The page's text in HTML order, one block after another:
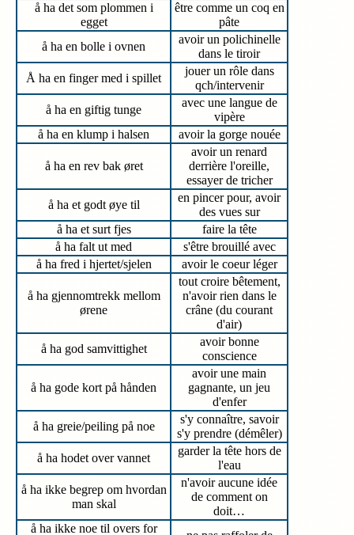
å ha det som plommen i
egget
être comme un coq en
pâte
å ha en bolle i ovnen
avoir un polichinelle
dans le tiroir
Å ha en finger med i spillet
jouer un rôle dans
qch/intervenir
å ha en giftig tunge
avec une langue de
vipère
å ha en klump i halsen
avoir la gorge nouée
å ha en rev bak øret
avoir un renard
derrière l'oreille,
essayer de tricher
å ha et godt øye til
en pincer pour, avoir
des vues sur
å ha et surt fjes
faire la tête
å ha falt ut med
s'être brouillé avec
å ha fred i hjertet/sjelen
avoir le coeur léger
å ha gjennomtrekk mellom
ørene
tout croire bêtement,
n'avoir rien dans le
crâne (du courant
d'air)
å ha god samvittighet
avoir bonne
conscience
å ha gode kort på hånden
avoir une main
gagnante, un jeu
d'enfer
å ha greie/peiling på noe
s'y connaître, savoir
s'y prendre (démêler)
å ha hodet over vannet
garder la tête hors de
l'eau
å ha ikke begrep om hvordan
man skal
n'avoir aucune idée
de comment on
doit…
å ha ikke noe til overs for